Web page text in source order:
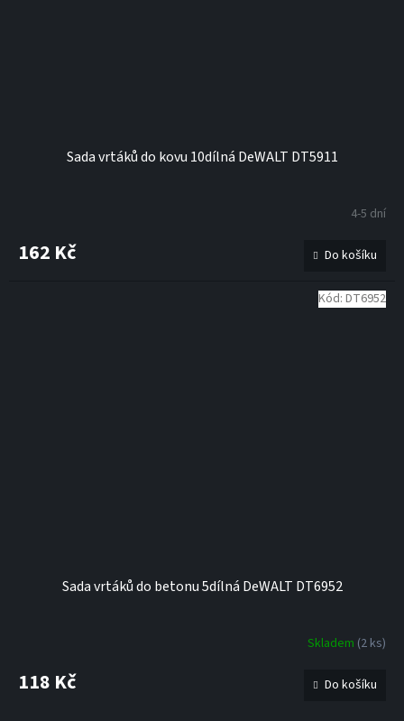
Sada vrtáků do kovu 10dílná DeWALT DT5911
4-5 dní
162 Kč Do košíku
Sada vrtáků do betonu 5dílná DeWALT DT6952
Skladem (2 ks)
118 Kč Do košíku
Kód: DT6952